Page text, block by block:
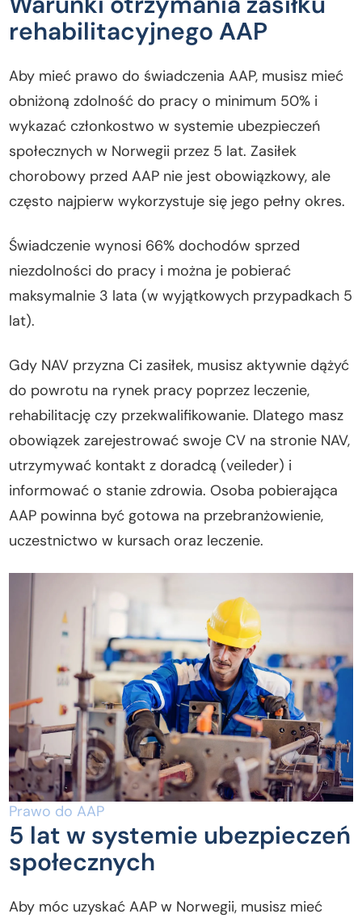
rehabilitacyjnego AAP
Aby mieć prawo do świadczenia AAP, musisz mieć
obniżoną zdolność do pracy o minimum 50% i
wykazać członkostwo w systemie ubezpieczeń
społecznych w Norwegii przez 5 lat. Zasiłek
chorobowy przed AAP nie jest obowiązkowy, ale
często najpierw wykorzystuje się jego pełny okres.
Świadczenie wynosi 66% dochodów sprzed
niezdolności do pracy i można je pobierać
maksymalnie 3 lata (w wyjątkowych przypadkach 5
lat).
Gdy NAV przyzna Ci zasiłek, musisz aktywnie dążyć
do powrotu na rynek pracy poprzez leczenie,
rehabilitację czy przekwalifikowanie. Dlatego masz
obowiązek zarejestrować swoje CV na stronie NAV,
utrzymywać kontakt z doradcą (veileder) i
informować o stanie zdrowia. Osoba pobierająca
AAP powinna być gotowa na przebranżowienie,
uczestnictwo w kursach oraz leczenie.
Prawo do AAP
5 lat w systemie ubezpieczeń
społecznych
Aby móc uzyskać AAP w Norwegii, musisz mieć